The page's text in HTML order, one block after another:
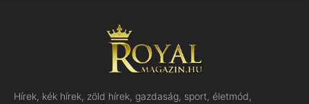
Hírek, kék hírek, zöld hírek, gazdaság, sport, életmód,